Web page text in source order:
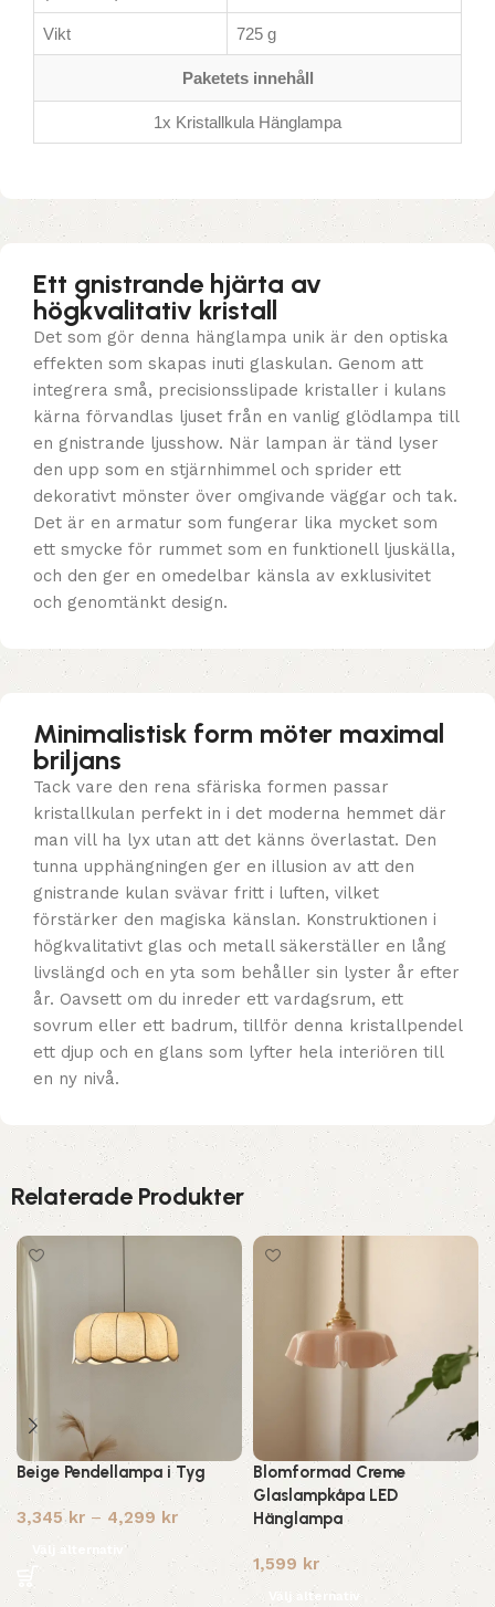
Vikt 725 g
Paketets innehåll
1x Kristallkula Hänglampa
Ett gnistrande hjärta av
högkvalitativ kristall
Det som gör denna hänglampa unik är den optiska
effekten som skapas inuti glaskulan. Genom att
integrera små, precisionsslipade kristaller i kulans
kärna förvandlas ljuset från en vanlig glödlampa till
en gnistrande ljusshow. När lampan är tänd lyser
den upp som en stjärnhimmel och sprider ett
dekorativt mönster över omgivande väggar och tak.
Det är en armatur som fungerar lika mycket som
ett smycke för rummet som en funktionell ljuskälla,
och den ger en omedelbar känsla av exklusivitet
och genomtänkt design.
Minimalistisk form möter maximal
briljans
Tack vare den rena sfäriska formen passar
kristallkulan perfekt in i det moderna hemmet där
man vill ha lyx utan att det känns överlastat. Den
tunna upphängningen ger en illusion av att den
gnistrande kulan svävar fritt i luften, vilket
förstärker den magiska känslan. Konstruktionen i
högkvalitativt glas och metall säkerställer en lång
livslängd och en yta som behåller sin lyster år efter
år. Oavsett om du inreder ett vardagsrum, ett
sovrum eller ett badrum, tillför denna kristallpendel
ett djup och en glans som lyfter hela interiören till
en ny nivå.
Relaterade Produkter
Beige Pendellampa i Tyg
3,345kr – 4,299 kr
Välj alternativ
Blomformad Creme
Glaslampkåpa LED
Hänglampa
1,599 kr
Välj alternativ